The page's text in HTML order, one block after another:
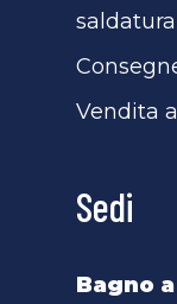
saldatura
Vendita
Sedi
Bagno